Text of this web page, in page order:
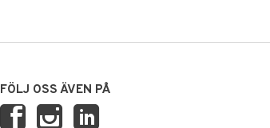
FÖLJ OSS ÄVEN PÅ